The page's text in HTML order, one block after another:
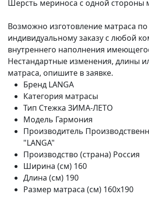
Шерсть мериноса с одной стороны
Возможно изготовление матраса по
индивидуальному заказу с любой
внутреннего наполнения
Нестандартные изменения, длины
матраcа, опишите в заявке.
Бренд LANGA
Категория матрасы
Тип Стежка ЗИМА-ЛЕТО
Модель Гармония
Производитель
"LANGA"
Производство (страна) Россия
Ширина (см) 160
Длина (см) 190
Размер матраса (см) 160х190